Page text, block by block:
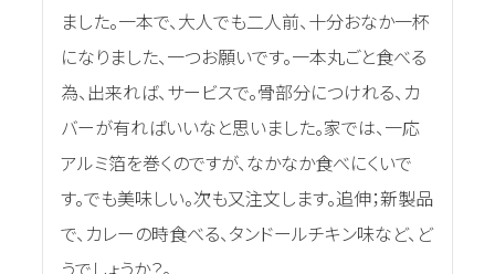
ました。一本で、大人でも二人前、十分おなか一杯
になりました、一つお願いです。一本丸ごと食べる
為、出来れば、サービスで。骨部分につけれる、カ
バーが有ればいいなと思いました。家では、一応
アルミ箔を巻くのですが、なかなか食べにくいで
す。でも美味しい。次も又注文します。追伸；新製品
で、カレーの時食べる、タンドールチキン味など、ど
うでしょうか？。